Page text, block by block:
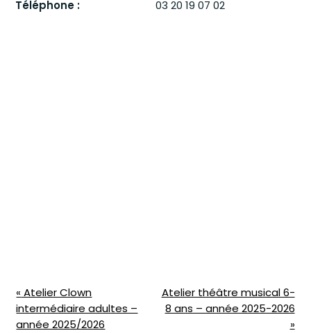
Téléphone :
03 20 19 07 02
N
a
« Atelier Clown
intermédiaire adultes –
année 2025/2026
Atelier théâtre musical 6-
8 ans – année 2025-2026
»